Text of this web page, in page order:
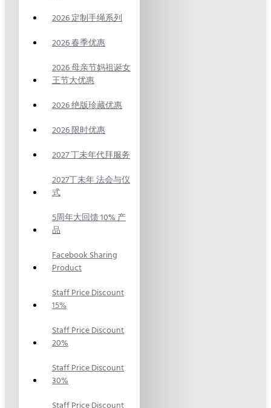
2026 定制手绳系列
2026 春季优惠
2026 母亲节妈祖诞女
王节大优惠
2026 绝版珍藏优惠
2026 限时优惠
2027 丁未年代拜服务
2027丁未年 法会与仪
式
5周年大回馈 10% 产
品
Facebook Sharing
Product
Staff Price Discount
15%
Staff Price Discount
20%
Staff Price Discount
30%
Staff Price Discount